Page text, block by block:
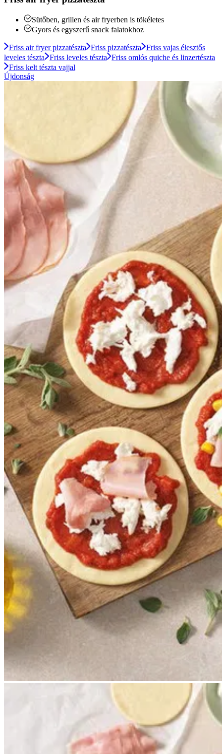
Sütőben, grillen és air fryerben is tökéletes
Gyors és egyszerű snack falatokhoz
Friss air fryer pizzatészta Friss pizzatészta Friss vajas élesztős
leveles tészta
Friss leveles tészta Friss omlós quiche és linzertészta
Friss kelt tészta vajjal
Újdonság